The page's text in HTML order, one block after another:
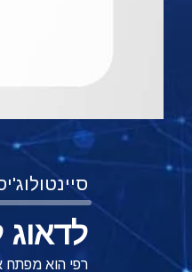
רפי הוא מפתח